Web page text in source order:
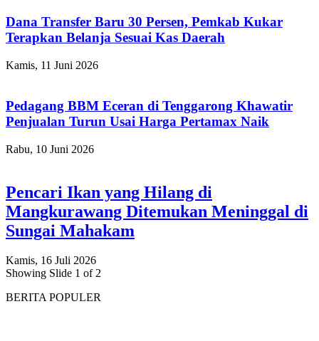
Dana Transfer Baru 30 Persen, Pemkab Kukar
Terapkan Belanja Sesuai Kas Daerah
Kamis, 11 Juni 2026
Pedagang BBM Eceran di Tenggarong Khawatir
Penjualan Turun Usai Harga Pertamax Naik
Rabu, 10 Juni 2026
Pencari Ikan yang Hilang di
Mangkurawang Ditemukan Meninggal di
Sungai Mahakam
Kamis, 16 Juli 2026
Showing Slide 1 of 2
BERITA POPULER